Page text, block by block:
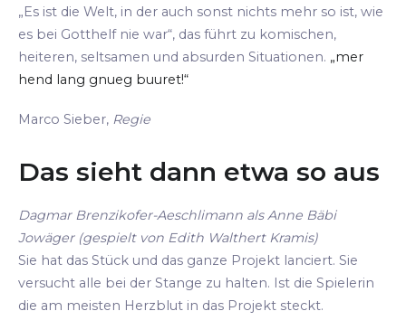
„Es ist die Welt, in der auch sonst nichts mehr so ist, wie
es bei Gotthelf nie war“, das führt zu komischen,
heiteren, seltsamen und absurden Situationen. „mer
hend lang gnueg buuret!“
Marco Sieber, Regie
Das sieht dann etwa so aus
Dagmar Brenzikofer-Aeschlimann als Anne Bäbi
Jowäger (gespielt von Edith Walthert Kramis)
Sie hat das Stück und das ganze Projekt lanciert. Sie
versucht alle bei der Stange zu halten. Ist die Spielerin
die am meisten Herzblut in das Projekt steckt.